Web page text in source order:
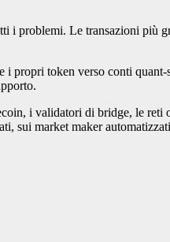
i problemi. Le transazioni più
propri token verso conti
i validatori di bridge, le reti
sui market maker